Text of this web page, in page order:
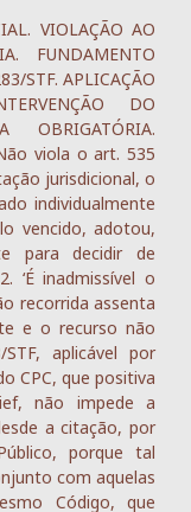
VIOLAÇÃO AO
FUNDAMENTO
STF. APLICAÇÃO
DO
OBRIGATÓRIA.
viola o art. 535
jurisdicional, o
individualmente
vencido, adotou,
para decidir de
‘É inadmissível o
recorrida assenta
e o recurso não
aplicável por
CPC, que positiva
não impede a
a citação, por
porque tal
com aquelas
Código, que